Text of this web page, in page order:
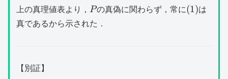
上の真理値表より， P
Pの真偽に関わらず，常に(1)
(1)は
真であるから示された．
【別証】